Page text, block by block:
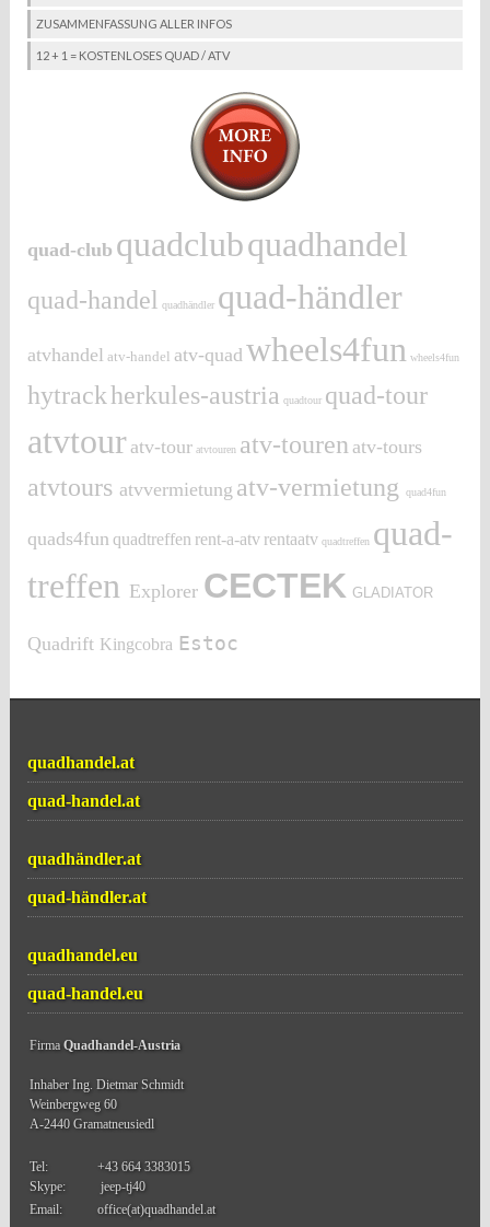
ZUSAMMENFASSUNG ALLER INFOS
12 + 1 = KOSTENLOSES QUAD / ATV
quad-club quadclubquadhandel
quad-handel quadhändler quad-händler
atvhandel atv-handel atv-quad wheels4fun wheels4fun
hytrackherkules-austria quadtour quad-tour
atvtour atv-tour atvtouren atv-touren atv-tours
atvtours atvvermietung atv-vermietungquad4fun
quads4fun quadtreffen rent-a-atv rentaatv quadtreffen quad-
treffen Explorer CECTEK GLADIATOR
Quadrift Kingcobra Estoc
quadhandel.at
quad-handel.at
quadhändler.at
quad-händler.at
quadhandel.eu
quad-handel.eu
FirmaQuadhandel-Austria
Inhaber Ing. Dietmar Schmidt
Weinbergweg 60
A-2440 Gramatneusiedl
Tel:
Skype:
+43 664 3383015
jeep-tj40
Email:
office(at)quadhandel.at